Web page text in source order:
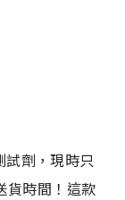
劑，現時只
貨時間！這款